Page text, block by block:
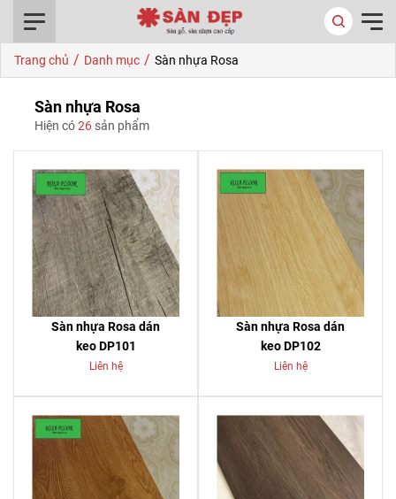
Trang chủ / Danh mục / Sàn nhựa Rosa
Sàn nhựa Rosa
Hiện có26 sản phẩm
Sàn nhựa Rosa dán
keo DP101
Liên hệ
Sàn nhựa Rosa dán
keo DP102
Liên hệ